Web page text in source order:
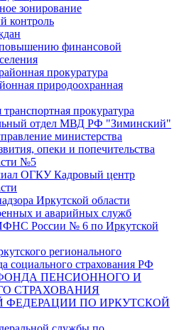
зонирование
контроль
финансовой
прокуратура
природоохранная
прокуратура
отдел МВД РФ "Зиминский"
министерства
опеки и попечительства
№5
ОГКУ Кадровый центр
Иркутской области
и аварийных служб
России № 6 по Иркутской
регионального
социального страхования РФ
ПЕНСИОННОГО И
СТРАХОВАНИЯ
ФЕДЕРАЦИИ ПО ИРКУТСКОЙ